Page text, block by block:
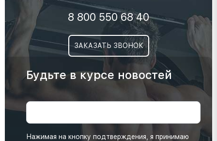
8 800 550 68 40
ЗАКАЗАТЬ ЗВОНОК
Будьте в курсе новостей
Нажимая на кнопку подтверждения, я принимаю